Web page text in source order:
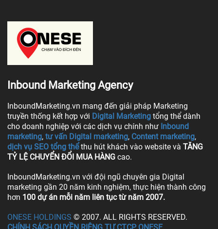
Inbound Marketing Agency
InboundMarketing.vn mang đến giải pháp Marketing
truyền thống kết hợp với Digital Marketing tổng thể dành
cho doanh nghiệp với các dịch vụ chính như Inbound
marketing, tư vấn Digital marketing, Content marketing,
dịch vụ SEO tổng thể thu hút khách vào website và TĂNG
TỶ LỆ CHUYỂN ĐỔI MUA HÀNG cao.
InboundMarketing.vn với đội ngũ chuyên gia Digital
marketing gần 20 năm kinh nghiệm, thực hiện thành công
hơn 100 dự án mỗi năm liên tục từ năm 2007.
ONESE HOLDINGS © 2007. ALL RIGHTS RESERVED.